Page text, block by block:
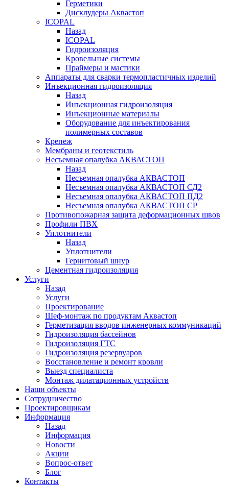
Герметики
Дисклудеры Аквастоп
ICOPAL
Назад
ICOPAL
Гидроизоляция
Кровельные системы
Праймеры и мастики
Аппараты для сварки термопластичных изделий
Инъекционная гидроизоляция
Назад
Инъекционная гидроизоляция
Инъекционные материалы
Оборудование для инъектирования
полимерных составов
Крепеж
Мембраны и геотекстиль
Несъемная опалубка АКВАСТОП
Назад
Несъемная опалубка АКВАСТОП
Несъемная опалубка АКВАСТОП СД2
Несъемная опалубка АКВАСТОП ПД2
Несъемная опалубка АКВАСТОП СР
Противопожарная защита деформационных швов
Профили ПВХ
Уплотнители
Назад
Уплотнители
Гернитовый шнур
Цементная гидроизоляция
Услуги
Назад
Услуги
Проектирование
Шеф-монтаж по продуктам Аквастоп
Герметизация вводов инженерных коммуникаций
Гидроизоляция бассейнов
Гидроизоляция ГТС
Гидроизоляция резервуаров
Восстановление и ремонт кровли
Выезд специалиста
Монтаж дилатационных устройств
Наши объекты
Сотрудничество
Проектировщикам
Информация
Назад
Информация
Новости
Акции
Вопрос-ответ
Блог
Контакты